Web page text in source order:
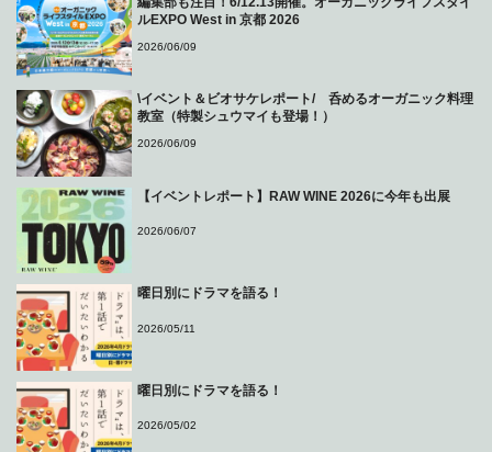
ルEXPO West in 京都 2026
2026/06/09
\イベント＆ビオサケレポート/ 呑めるオーガニック料理
教室（特製シュウマイも登場！）
2026/06/09
【イベントレポート】RAW WINE 2026に今年も出展
2026/06/07
曜日別にドラマを語る！
2026/05/11
曜日別にドラマを語る！
2026/05/02